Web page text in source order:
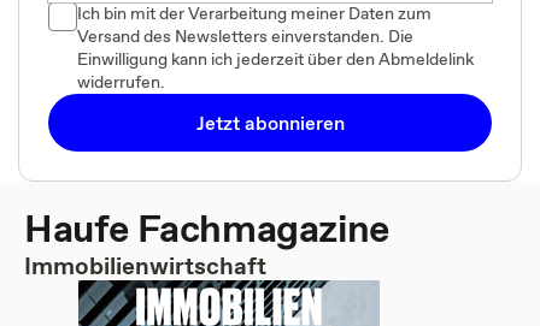
Ich bin mit der Verarbeitung meiner Daten zum
Versand des Newsletters einverstanden. Die
Einwilligung kann ich jederzeit über den Abmeldelink
widerrufen.
Jetzt abonnieren
Haufe Fachmagazine
Immobilienwirtschaft